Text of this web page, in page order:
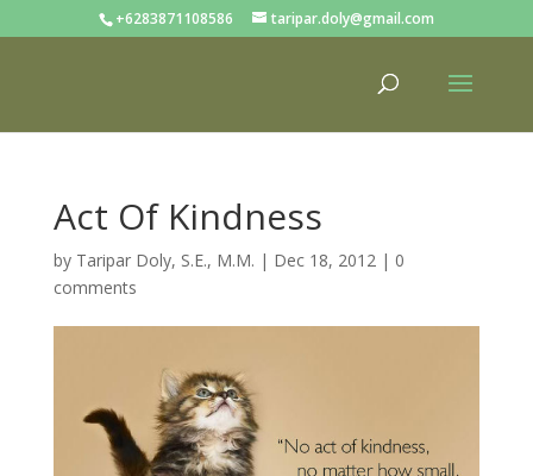
+6283871108586 taripar.doly@gmail.com
Act Of Kindness
by Taripar Doly, S.E., M.M. | Dec 18, 2012| 0
comments